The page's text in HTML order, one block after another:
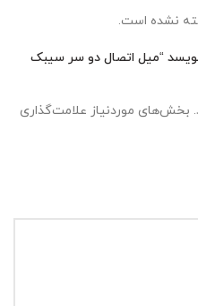
نشده است.
“میل اتصال دو سر سیبک
بخش‌های موردنیاز علامت‌گذاری